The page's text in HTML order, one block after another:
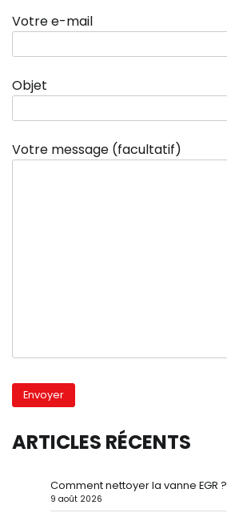
Votre e-mail
Objet
Votre message (facultatif)
ARTICLES RÉCENTS
Comment nettoyer la vanne EGR ?
9 août 2026